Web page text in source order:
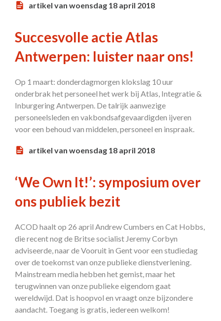
artikel van woensdag 18 april 2018
Succesvolle actie Atlas
Antwerpen: luister naar ons!
Op 1 maart: donderdagmorgen klokslag 10 uur
onderbrak het personeel het werk bij Atlas, Integratie &
Inburgering Antwerpen. De talrijk aanwezige
personeelsleden en vakbondsafgevaardigden ijveren
voor een behoud van middelen, personeel en inspraak.
artikel van woensdag 18 april 2018
‘We Own It!’: symposium over
ons publiek bezit
ACOD haalt op 26 april Andrew Cumbers en Cat Hobbs,
die recent nog de Britse socialist Jeremy Corbyn
adviseerde, naar de Vooruit in Gent voor een studiedag
over de toekomst van onze publieke dienstverlening.
Mainstream media hebben het gemist, maar het
terugwinnen van onze publieke eigendom gaat
wereldwijd. Dat is hoopvol en vraagt onze bijzondere
aandacht. Toegang is gratis, iedereen welkom!